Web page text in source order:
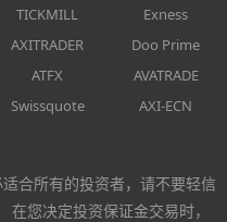
TICKMILL
Exness
AXITRADER
Doo Prime
ATFX
AVATRADE
Swissquote AXI-ECN
合所有的投资者，请不要轻信
您决定投资保证金交易时，